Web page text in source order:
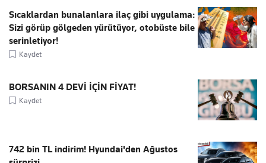
Sıcaklardan bunalanlara ilaç gibi uygulama:
Sizi görüp gölgeden yürütüyor, otobüste bile
serinletiyor!
Kaydet
BORSANIN 4 DEVİ İÇİN FİYAT!
Kaydet
742 bin TL indirim! Hyundai'den Ağustos